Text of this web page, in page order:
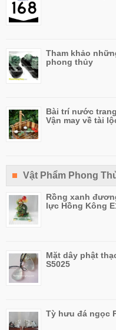
Tham khảo
phong thủy
Bài trí nước
Vận may về tài
Vật Phẩm Phong
Rồng xanh
lực Hồng Kông
Mặt dây phật
S5025
Tỳ hưu đá ngọc